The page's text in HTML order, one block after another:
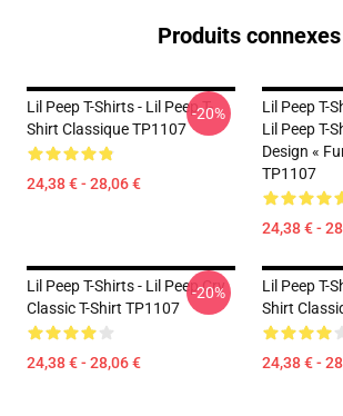
Produits connexes
Lil Peep T-Shirts - Lil Peep T-
Shirt Classique TP1107
24,38 € - 28,06 €
-20%
Lil Peep T-
Lil Peep T-
Design «
TP1107
24,38 € -
Lil Peep T-Shirts - Lil Peep Cry
Classic T-Shirt TP1107
24,38 € - 28,06 €
-20%
Lil Peep T-
Shirt
24,38 € -